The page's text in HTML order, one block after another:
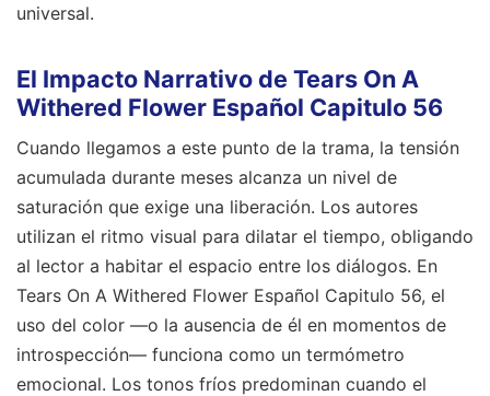
universal.
El Impacto Narrativo de Tears On A
Withered Flower Español Capitulo 56
Cuando llegamos a este punto de la trama, la tensión
acumulada durante meses alcanza un nivel de
saturación que exige una liberación. Los autores
utilizan el ritmo visual para dilatar el tiempo, obligando
al lector a habitar el espacio entre los diálogos. En
Tears On A Withered Flower Español Capitulo 56, el
uso del color —o la ausencia de él en momentos de
introspección— funciona como un termómetro
emocional. Los tonos fríos predominan cuando el